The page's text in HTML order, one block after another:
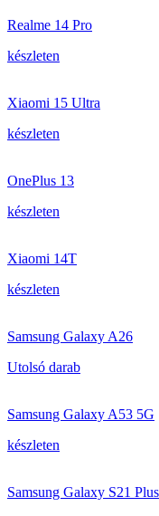
Realme 14 Pro
készleten
Xiaomi 15 Ultra
készleten
OnePlus 13
készleten
Xiaomi 14T
készleten
Samsung Galaxy A26
Utolsó darab
Samsung Galaxy A53 5G
készleten
Samsung Galaxy S21 Plus